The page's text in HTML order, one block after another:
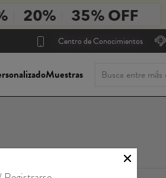
Centro de Conocimientos
Muestras